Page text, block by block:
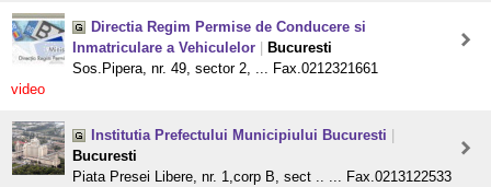
Directia Regim Permise de Conducere si
Inmatriculare a Vehiculelor
Bucuresti
Sos.Pipera, nr. 49, sector 2, ... Fax.0212321661
video
Institutia Prefectului Municipiului Bucuresti
Bucuresti
Piata Presei Libere, nr. 1,corp B, sect .. ... Fax.0213122533